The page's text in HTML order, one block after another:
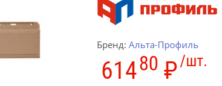
Бренд: Альта-Профиль
/шт.
61480 ₽